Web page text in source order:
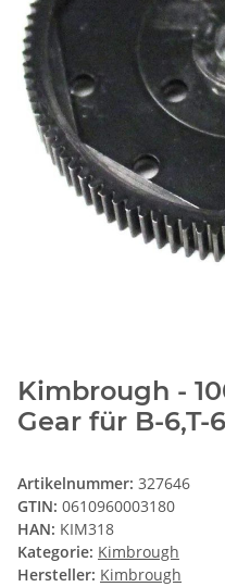
Kimbrough -
Gear für B-6,T-
Artikelnummer: 327646
GTIN: 0610960003180
HAN: KIM318
Kategorie: Kimbrough
Hersteller: Kimbrough